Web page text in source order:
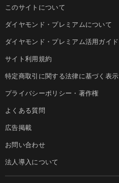
このサイトについて
ダイヤモンド・プレミアムについて
ダイヤモンド・プレミアム活用ガイド
サイト利用規約
特定商取引に関する法律に基づく表示
プライバシーポリシー・著作権
よくある質問
広告掲載
お問い合わせ
法人導入について